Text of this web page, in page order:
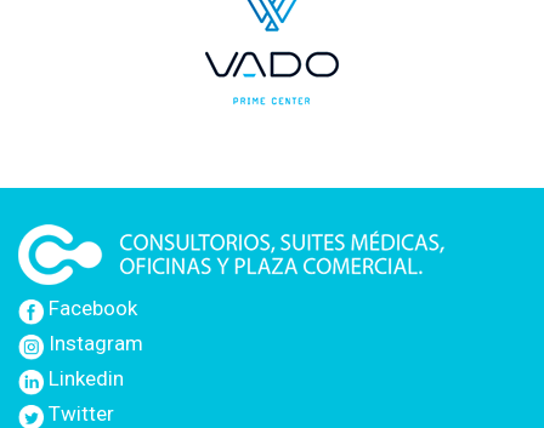
Facebook
Instagram
Linkedin
Twitter